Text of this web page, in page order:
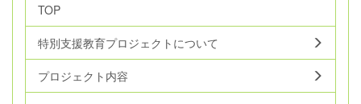
TOP
特別支援教育プロジェクトについて
プロジェクト内容